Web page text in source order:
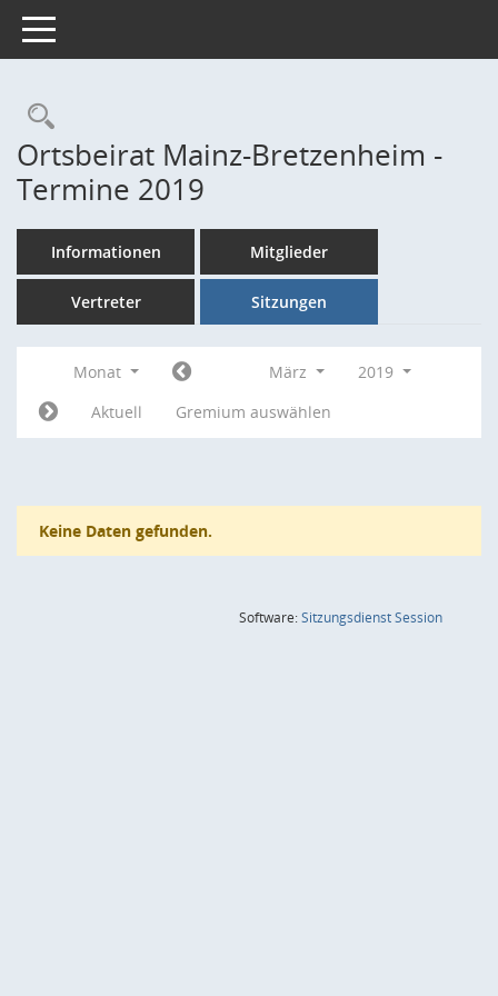
Toggle navigation
Rechercheauswahl
Ortsbeirat Mainz-Bretzenheim -
Termine 2019
Informationen Mitglieder
Vertreter Sitzungen
Monat März
2019
Aktuell
Gremium auswählen
Keine Daten gefunden.
Software:SitzungsdienstSession(Wird in